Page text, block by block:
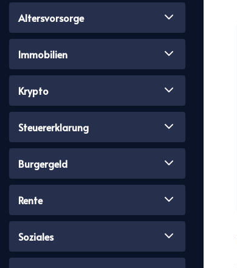
Altersvorsorge
Immobilien
Krypto
Steuererklarung
Burgergeld
Rente
Soziales